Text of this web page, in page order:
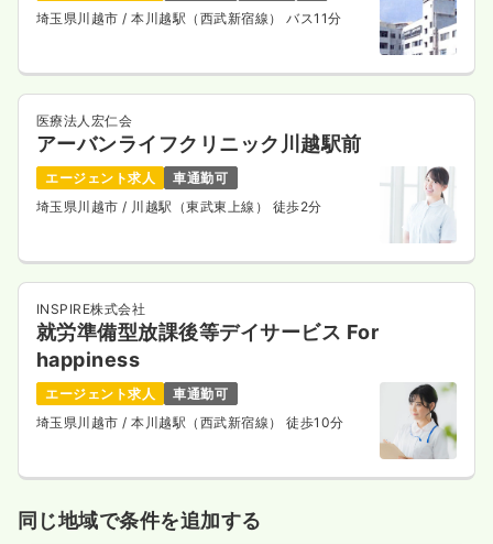
埼玉県川越市 / 本川越駅（西武新宿線） バス11分
医療法人宏仁会
アーバンライフクリニック川越駅前
エージェント求人
車通勤可
埼玉県川越市 / 川越駅（東武東上線） 徒歩2分
INSPIRE株式会社
就労準備型放課後等デイサービス For
happiness
エージェント求人
車通勤可
埼玉県川越市 / 本川越駅（西武新宿線） 徒歩10分
同じ地域で条件を追加する